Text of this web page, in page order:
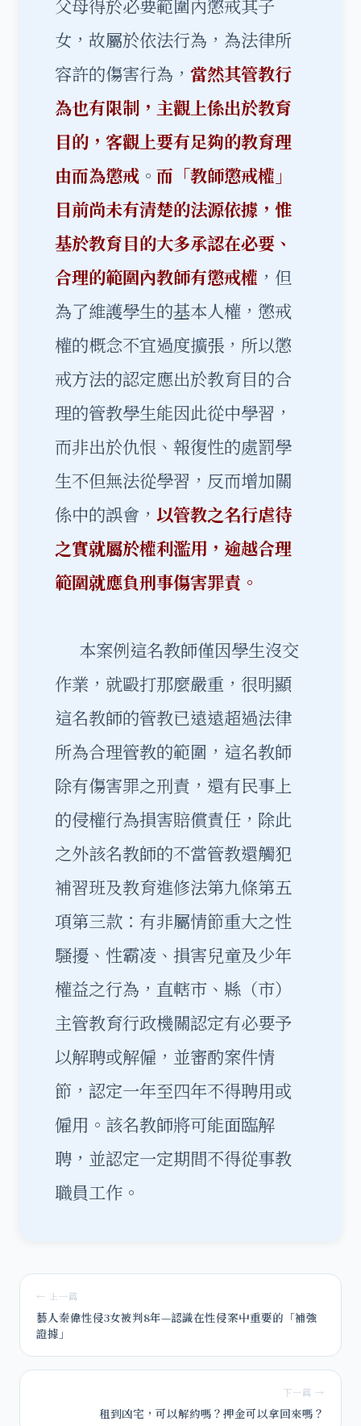
父母得於必要範圍內懲戒其子
女，故屬於依法行為，為法律所
容許的傷害行為， 當然其管教行
為也有限制，主觀上係出於教育
目的，客觀上要有足夠的教育理
由而為懲戒 。 而「教師懲戒權」
目前尚未有清楚的法源依據，惟
基於教育目的大多承認在必要、
合理的範圍內教師有懲戒權 ，但
為了維護學生的基本人權，懲戒
權的概念不宜過度擴張，所以懲
戒方法的認定應出於教育目的合
理的管教學生能因此從中學習，
而非出於仇恨、報復性的處罰學
生不但無法從學習，反而增加關
係中的誤會， 以管教之名行虐待
之實就屬於權利濫用，逾越合理
範圍就應負刑事傷害罪責。
本案例這名教師僅因學生沒交
作業，就毆打那麼嚴重，很明顯
這名教師的管教已遠遠超過法律
所為合理管教的範圍，這名教師
除有傷害罪之刑責，還有民事上
的侵權行為損害賠償責任，除此
之外該名教師的不當管教還觸犯
補習班及教育進修法第九條第五
項第三款：有非屬情節重大之性
騷擾、性霸凌、損害兒童及少年
權益之行為，直轄市、縣（市）
主管教育行政機關認定有必要予
以解聘或解僱，並審酌案件情
節，認定一年至四年不得聘用或
僱用。該名教師將可能面臨解
聘，並認定一定期間不得從事教
職員工作。
← 上一篇
藝人秦偉性侵3女被判8年—認識在性侵案中重要的「補強
證據」
下一篇 →
租到凶宅，可以解約嗎？押金可以拿回來嗎？